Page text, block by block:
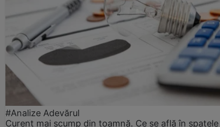
#Analize Adevărul
Curent mai scump din toamnă. Ce se află în spatele